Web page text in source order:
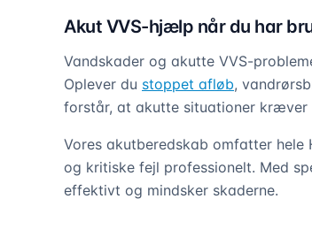
Akut VVS-hjælp når du har
Vandskader og akutte VVS-
Oplever du stoppet afløb,
forstår, at akutte situationer kræver
Vores akutberedskab omfatter
og kritiske fejl professionelt. Med
effektivt og mindsker skaderne.